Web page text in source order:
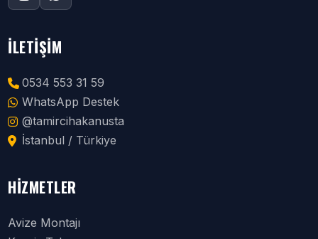
İLETIŞIM
0534 553 31 59
WhatsApp Destek
@tamircihakanusta
İstanbul / Türkiye
HIZMETLER
Avize Montajı